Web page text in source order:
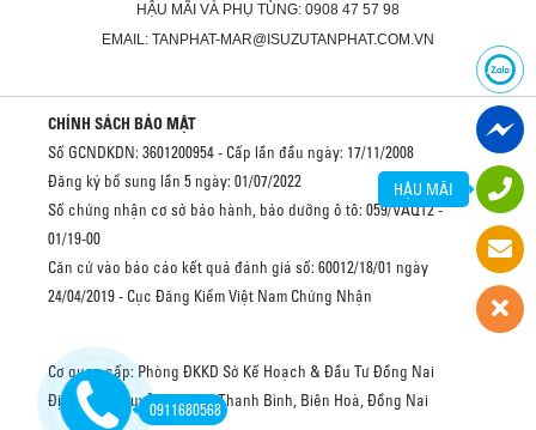
HẬU MÃI VÀ PHỤ TÙNG: 0908 47 57 98
EMAIL: TANPHAT-MAR@ISUZUTANPHAT.COM.VN
CHÍNH SÁCH BẢO MẬT
Số GCNDKDN: 3601200954 - Cấp lần đầu ngày: 17/11/2008
Đăng ký bổ sung lần 5 ngày: 01/07/2022
Số chứng nhận cơ sở bảo hành, bảo dưỡng ô tô: 059/VAQ12 -
01/19-00
Căn cứ vào báo cáo kết quả đánh giá số: 60012/18/01 ngày
24/04/2019 - Cục Đăng Kiểm Việt Nam Chứng Nhận
Cơ quan cấp: Phòng ĐKKD Sở Kế Hoạch & Đầu Tư Đồng Nai
Địa chỉ: 2 Nguyễn Văn Trị, Thanh Bình, Biên Hoà, Đồng Nai
0911680568
HẬU MÃI